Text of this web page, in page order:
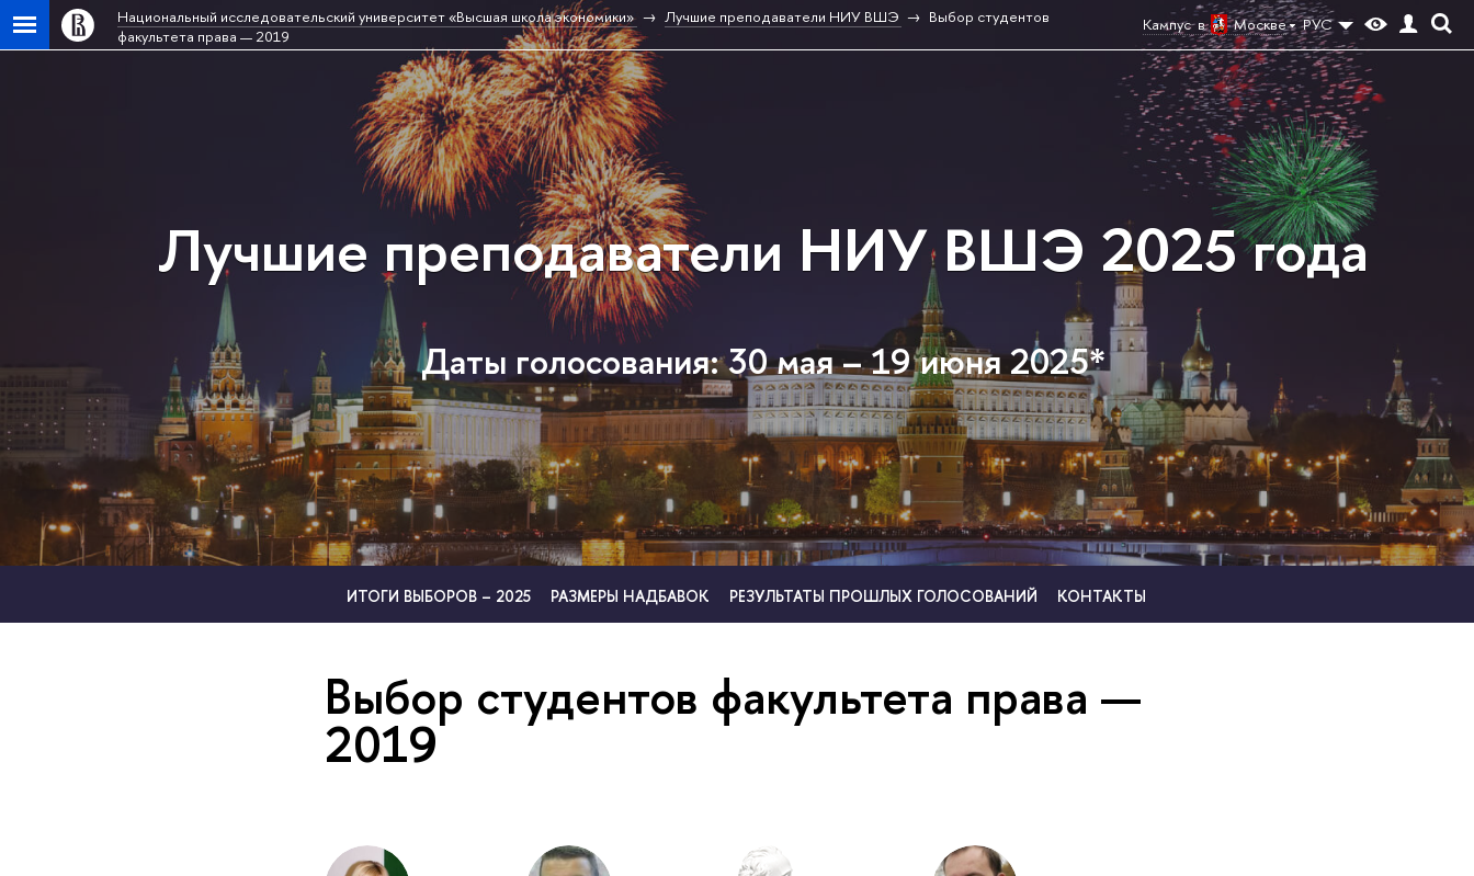
Кампус в Москве РУС
Национальный исследовательский университет «Высшая школа экономики» Лучшие преподаватели НИУ ВШЭ
Выбор студентов
факультета права — 2019
Лучшие преподаватели НИУ ВШЭ 2025 года
Даты голосования: 30 мая – 19 июня 2025*
ИТОГИ ВЫБОРОВ – 2025 РАЗМЕРЫ НАДБАВОК РЕЗУЛЬТАТЫ ПРОШЛЫХ ГОЛОСОВАНИЙ КОНТАКТЫ
Выбор студентов факультета права —
2019